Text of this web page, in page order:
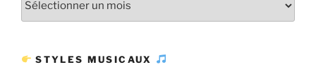
STYLES MUSICAUX